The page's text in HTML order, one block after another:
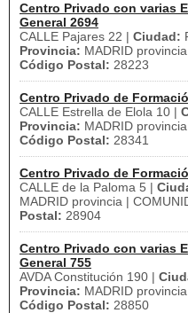
Centro Privado con varias
General 2694
CALLE Pajares 22 | Ciudad:
Provincia: MADRID
Código Postal: 28223
Centro Privado de
CALLE Estrella de Elola 10 |
Provincia: MADRID
Código Postal: 28341
Centro Privado de
CALLE de la Paloma 5 |
MADRID provincia |
Postal: 28904
Centro Privado con varias
General 755
AVDA Constitución 190 |
Provincia: MADRID
Código Postal: 28850